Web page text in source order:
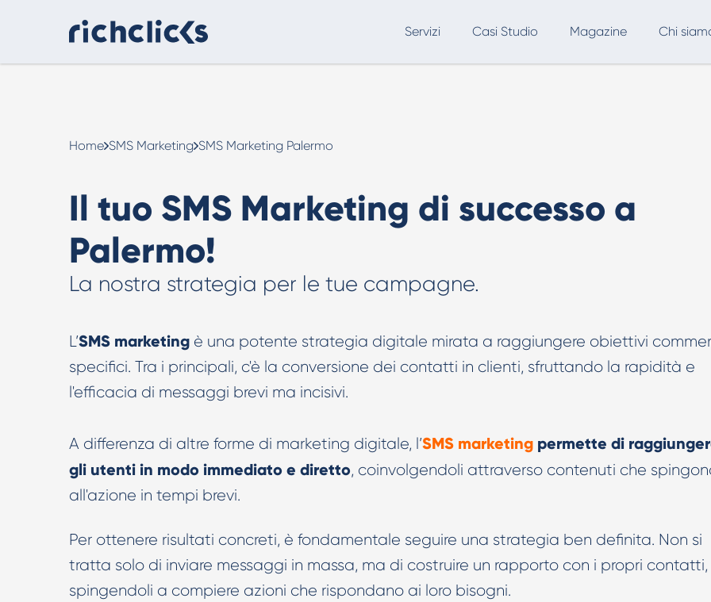
Servizi
Consulenza AI
l’intelligenza artificiale in modo efficace.
AI per Ecommerce & Retail
Formazione AI
Creatività AI
Creatività AI per Meta Ads
Casi Studio Magazine Chi
Home SMS Marketing SMS Marketing Palermo
Il tuo SMS Marketing di successo a
Palermo!
La nostra strategia per le tue campagne.
L’SMS marketing è una potente strategia digitale mirata a raggiungere obiettivi
specifici. Tra i principali, c'è la conversione dei contatti in clienti, sfruttando la rapidità e
l'efficacia di messaggi brevi ma incisivi.
A differenza di altre forme di marketing digitale, l’SMS marketing permette di
gli utenti in modo immediato e diretto, coinvolgendoli attraverso contenuti che
all'azione in tempi brevi.
Per ottenere risultati concreti, è fondamentale seguire una strategia ben definita. Non si
tratta solo di inviare messaggi in massa, ma di costruire un rapporto con i propri contatti,
spingendoli a compiere azioni che rispondano ai loro bisogni.